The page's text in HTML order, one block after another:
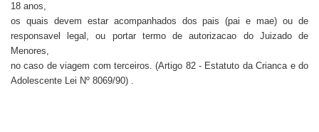
18 anos,
os quais devem estar acompanhados dos pais (pai e mae) ou de
responsavel legal, ou portar termo de autorizacao do Juizado de
Menores,
no caso de viagem com terceiros. (Artigo 82 - Estatuto da Crianca e do
Adolescente Lei Nº 8069/90) .